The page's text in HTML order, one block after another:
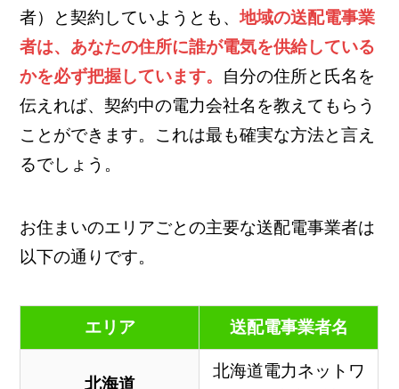
者）と契約していようとも、地域の送配電事業
者は、あなたの住所に誰が電気を供給している
かを必ず把握しています。 自分の住所と氏名を
伝えれば、契約中の電力会社名を教えてもらう
ことができます。これは最も確実な方法と言え
るでしょう。
お住まいのエリアごとの主要な送配電事業者は
以下の通りです。
エリア 送配電事業者名
北海道
北海道電力ネットワ